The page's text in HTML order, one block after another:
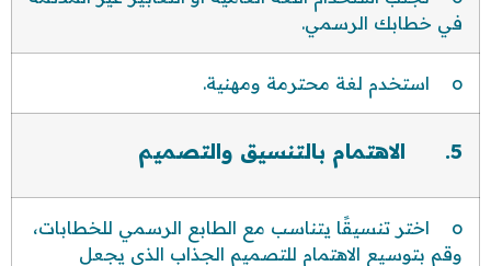
في خطابك الرسمي.
o استخدم لغة محترمة ومهنية.
5. الاهتمام بالتنسيق والتصميم
o اختر تنسيقًا يتناسب مع الطابع الرسمي للخطابات،
وقم بتوسيع الاهتمام للتصميم الجذاب الذي يجعل